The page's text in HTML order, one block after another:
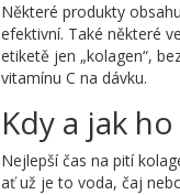
Některé produkty
efektivní. Také některé
etiketě jen „kolagen“,
vitamínu C na dávku.
Kdy a jak
Nejlepší čas na pití
ať už je to voda, čaj